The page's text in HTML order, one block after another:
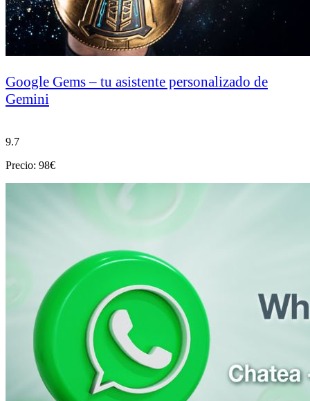
Google Gems – tu asistente personalizado de
Gemini
9.7
Precio: 98€